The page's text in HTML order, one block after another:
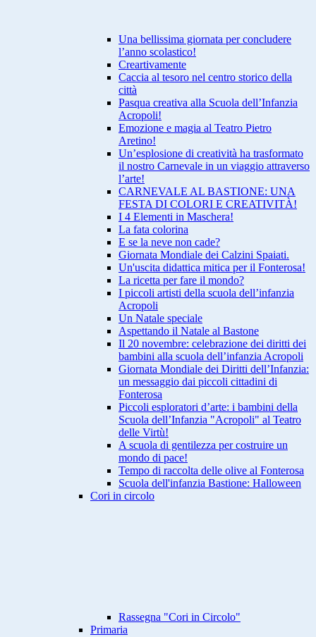
Una bellissima giornata per concludere
l’anno scolastico!
Creartivamente
Caccia al tesoro nel centro storico della
città
Pasqua creativa alla Scuola dell’Infanzia
Acropoli!
Emozione e magia al Teatro Pietro
Aretino!
Un’esplosione di creatività ha trasformato
il nostro Carnevale in un viaggio attraverso
l’arte!
CARNEVALE AL BASTIONE: UNA
FESTA DI COLORI E CREATIVITÀ!
I 4 Elementi in Maschera!
La fata colorina
E se la neve non cade?
Giornata Mondiale dei Calzini Spaiati.
Un'uscita didattica mitica per il Fonterosa!
La ricetta per fare il mondo?
I piccoli artisti della scuola dell’infanzia
Acropoli
Un Natale speciale
Aspettando il Natale al Bastone
Il 20 novembre: celebrazione dei diritti dei
bambini alla scuola dell’infanzia Acropoli
Giornata Mondiale dei Diritti dell’Infanzia:
un messaggio dai piccoli cittadini di
Fonterosa
Piccoli esploratori d’arte: i bambini della
Scuola dell’Infanzia "Acropoli" al Teatro
delle Virtù!
A scuola di gentilezza per costruire un
mondo di pace!
Tempo di raccolta delle olive al Fonterosa
Scuola dell'infanzia Bastione: Halloween
Cori in circolo
Rassegna "Cori in Circolo"
Primaria